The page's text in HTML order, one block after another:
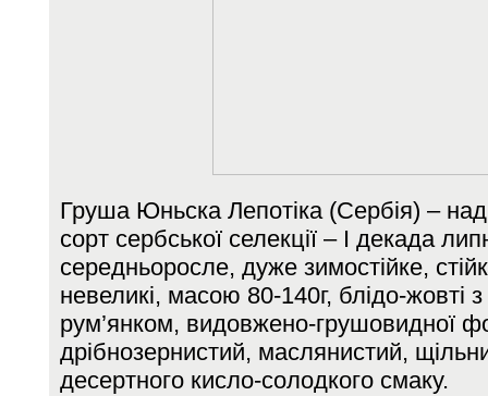
Груша Юньска Лепотіка (Сербія) –
сорт сербської селекції – І декада
середньоросле, дуже зимостійке,
невеликі, масою 80-140г, блідо-жовті
рум’янком, видовжено-грушовидної
дрібнозернистий, маслянистий,
десертного кисло-солодкого смаку.